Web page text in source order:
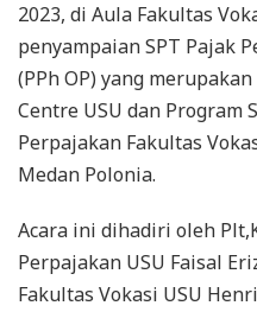
2023, di Aula Fakultas
penyampaian SPT Pajak
(PPh OP) yang
Centre USU dan Program
Perpajakan Fakultas
Medan Polonia.
Acara ini dihadiri oleh
Perpajakan USU Faisal
Fakultas Vokasi USU